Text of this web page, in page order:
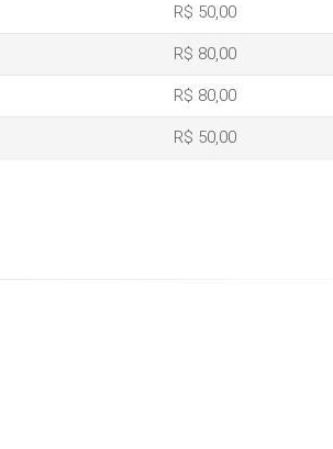
R$ 50,00
R$ 80,00
R$ 80,00
R$ 50,00